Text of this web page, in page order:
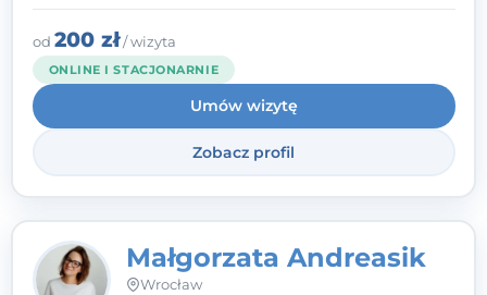
zamierzonych celów (doprowadzeniu do
rozwiązania trudnych sytuacji) poprzez
identyfikowanie i wzmacnianie zasobów
oraz mocnych stron klienta. W swojej
pracy korzystam także z metod dialogu
motywacyjnego i treningu uważności.
od 200 zł/ wizyta
ONLINE I STACJONARNIE
Umów wizytę
Zobacz profil
Małgorzata Andreasik
Wrocław